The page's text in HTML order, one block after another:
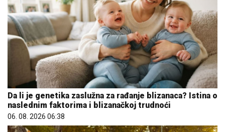
Da li je genetika zaslužna za rađanje blizanaca? Istina o
naslednim faktorima i blizanačkoj trudnoći
06. 08. 2026 06:38